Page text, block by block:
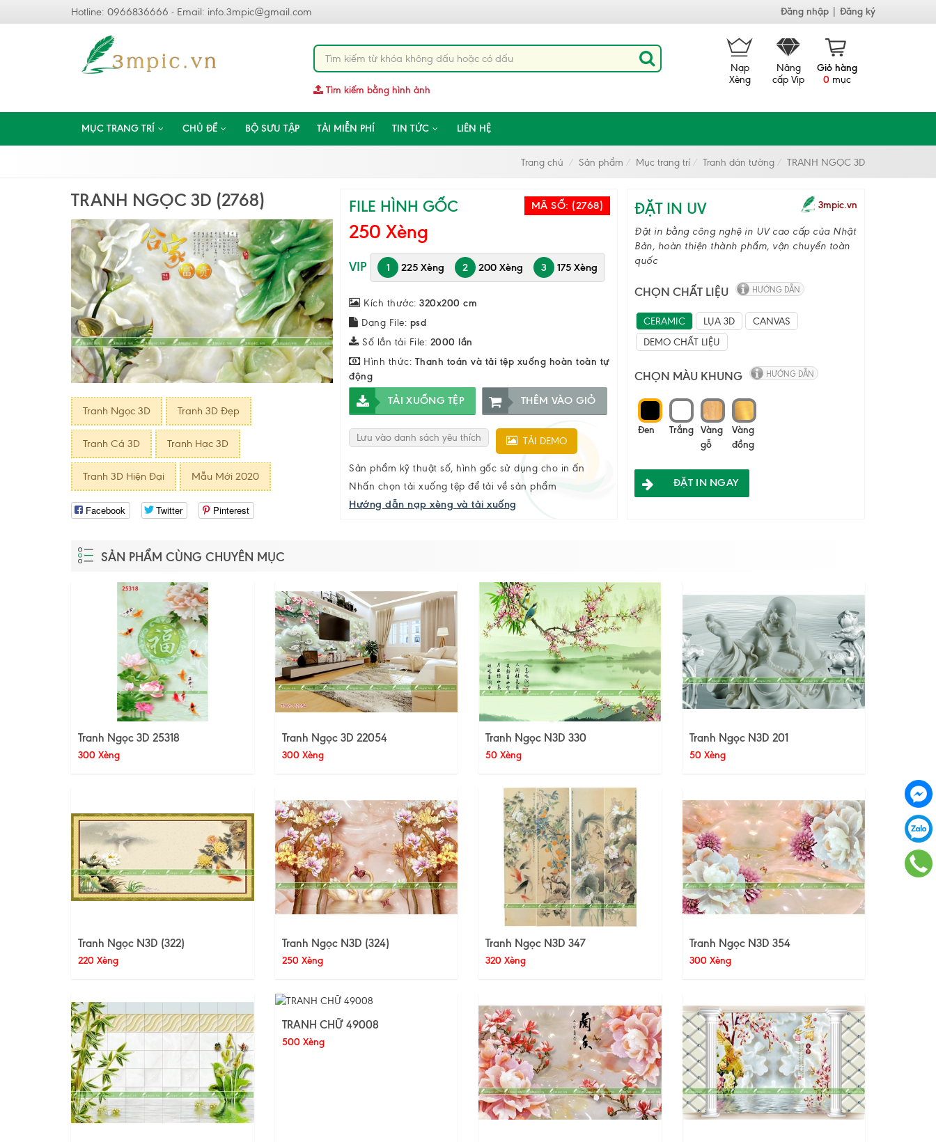
Hotline: 0966836666 - Email: info.3mpic@gmail.com Đăng nhập Đăng ký
Tìm kiếm bằng hình ảnh
Giỏ hàng
0 mục
Nâng
cấp Vip
Nạp
Xèng
MỤC TRANG TRÍ CHỦ ĐỀ BỘ SƯU TẬP TẢI MIỄN PHÍ TIN TỨC LIÊN HỆ
Trang chủ Sản phẩm Mục trang trí Tranh dán tường TRANH NGỌC 3D
TRANH NGỌC 3D (2768)
Tranh Ngọc 3D Tranh 3D Đẹp
Tranh Cá 3D Tranh Hạc 3D
Tranh 3D Hiện Ðại Mẫu Mới 2020
Facebook Twitter Pinterest
FILE HÌNH GỐC MÃ SỐ: (2768)
250 Xèng
VIP 1 225 Xèng 2 200 Xèng 3 175 Xèng
Kích thước:320x200 cm
Dạng File: psd
Số lần tải File: 2000 lần
Hình thức: Thanh toán và tải tệp xuống hoàn toàn tự
động
TẢI XUỐNG TỆP THÊM VÀO GIỎ
Lưu vào danh sách yêu thích TẢI DEMO
Sản phẩm kỹ thuật số, hình gốc sử dụng cho in ấn
Nhấn chọn tải xuống tệp để tải về sản phẩm
Hướng dẫn nạp xèng và tải xuống
ĐẶT IN UV 3mpic.vn
Đặt in bằng công nghệ in UV cao cấp của Nhật
Bản, hoàn thiện thành phẩm, vận chuyển toàn
quốc
CHỌN CHẤT LIỆU HƯỚNG DẪN
CERAMIC LỤA 3D
CANVAS
DEMO CHẤT LIỆU
CHỌN MÀU KHUNG HƯỚNG DẪN
Đen Trắng Vàng
gỗ
Vàng
đồng
ĐẶT IN NGAY
SẢN PHẨM CÙNG CHUYÊN MỤC
Tranh Ngọc 3D 25318
300 Xèng
Tranh Ngọc 3D 22054
300 Xèng
Tranh Ngọc N3D 330
50 Xèng
Tranh Ngọc N3D 201
50 Xèng
Tranh Ngọc N3D (322)
220 Xèng
Tranh Ngọc N3D (324)
250 Xèng
Tranh Ngọc N3D 347
320 Xèng
Tranh Ngọc N3D 354
300 Xèng
TRANH CHỮ 49008
500 Xèng